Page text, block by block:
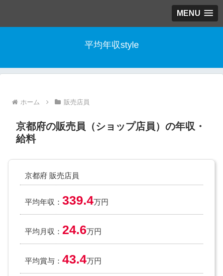
MENU
平均年収style
ホーム 販売店員
京都府の販売員（ショップ店員）の年収・
給料
京都府 販売店員
平均年収： 339.4万円
平均月収： 24.6万円
平均賞与： 43.4万円